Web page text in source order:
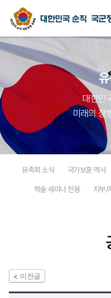
유족회 소개
유족회 홍보관
천국의 별님
순직군인 유가족 찾기
연회비·기부금 안내
정보공개
대한민
미래의 장
유족회 소식 국가보훈 역사
학술 세미나 전용 지부/
이전글